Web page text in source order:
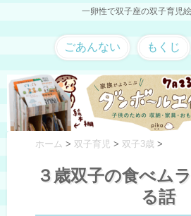
一卵性で双子座の双子育児
ごあんない もくじ
ホーム > 双子育児 > 双子3歳 >
３歳双子の食べム
る話